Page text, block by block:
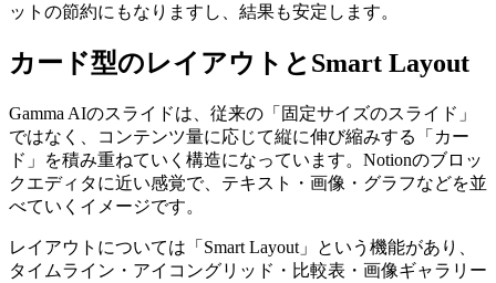
ットの節約にもなりますし、結果も安定します。
カード型のレイアウトとSmart Layout
Gamma AIのスライドは、従来の「固定サイズのスライド」
ではなく、コンテンツ量に応じて縦に伸び縮みする「カー
ド」を積み重ねていく構造になっています。Notionのブロッ
クエディタに近い感覚で、テキスト・画像・グラフなどを並
べていくイメージです。
レイアウトについては「Smart Layout」という機能があり、
タイムライン・アイコングリッド・比較表・画像ギャラリー